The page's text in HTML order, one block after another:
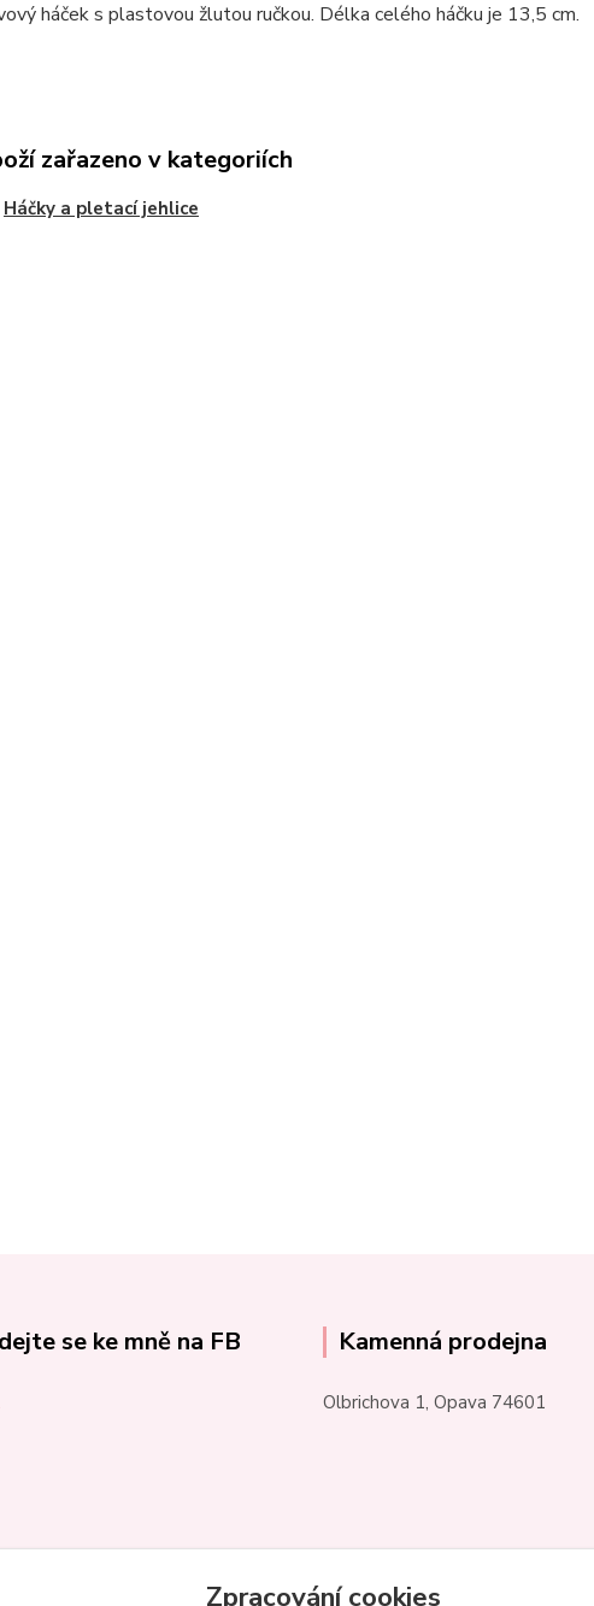
háček s plastovou žlutou ručkou. Délka celého háčku je 13,5 cm.
zařazeno v kategoriích
Háčky a pletací jehlice
se ke mně na FB Kamenná prodejna
Olbrichova 1, Opava 74601
Zpracování cookies